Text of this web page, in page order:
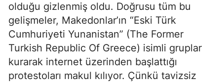
olduğu gizlenmiş oldu. Doğrusu tüm bu
gelişmeler, Makedonlar’ın “Eski Türk
Cumhuriyeti Yunanistan” (The Former
Turkish Republic Of Greece) isimli gruplar
kurarak internet üzerinden başlattığı
protestoları makul kılıyor. Çünkü tavizsiz